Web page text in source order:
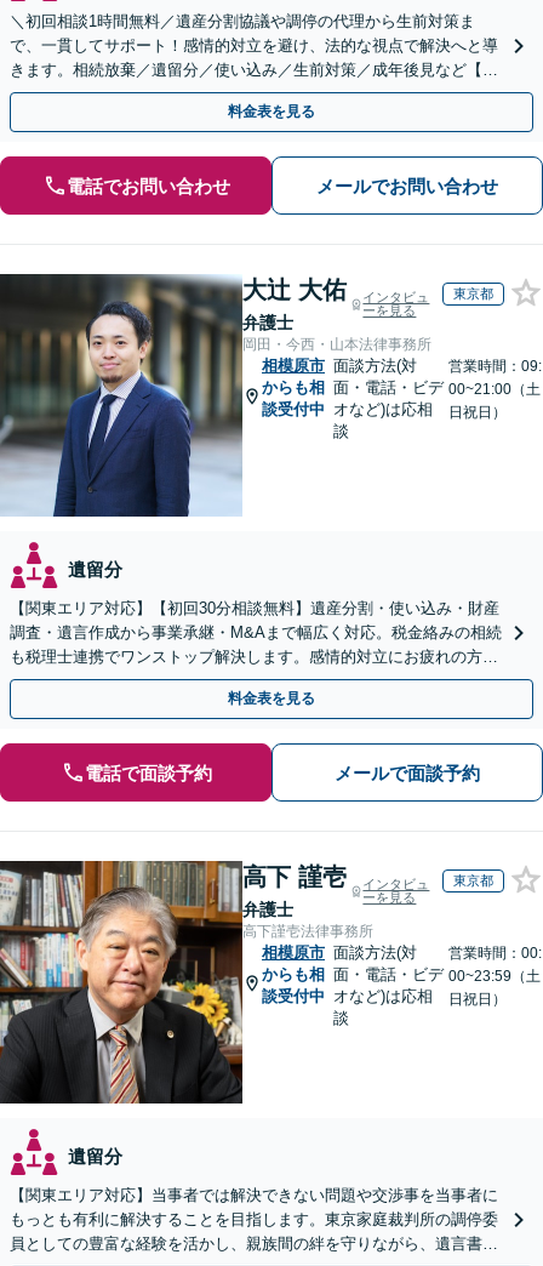
＼初回相談1時間無料／遺産分割協議や調停の代理から生前対策ま
で、一貫してサポート！感情的対立を避け、法的な視点で解決へと導
きます。相続放棄／遺留分／使い込み／生前対策／成年後見など【W
EB面談対応】
料金表を見る
電話でお問い合わせ メールでお問い合わせ
大辻 大佑
弁護士
インタビュ
ーを見る
東京都
岡田・今西・山本法律事務所
相模原市
からも相
談受付中
面談方法(対
面・電話・ビデ
オなど)は応相
談
営業時間：09:
00~21:00（土
日祝日）
遺留分
【関東エリア対応】【初回30分相談無料】遺産分割・使い込み・財産
調査・遺言作成から事業承継・M&Aまで幅広く対応。税金絡みの相続
も税理士連携でワンストップ解決します。感情的対立にお疲れの方や
紛争予防をご検討の方も、お気軽にご相談ください。
料金表を見る
電話で面談予約 メールで面談予約
高下 謹壱
弁護士
インタビュ
ーを見る
東京都
高下謹壱法律事務所
相模原市
からも相
談受付中
面談方法(対
面・電話・ビデ
オなど)は応相
談
営業時間：00:
00~23:59（土
日祝日）
遺留分
【関東エリア対応】当事者では解決できない問題や交渉事を当事者に
もっとも有利に解決することを目指します。東京家庭裁判所の調停委
員としての豊富な経験を活かし、親族間の絆を守りながら、遺言書作